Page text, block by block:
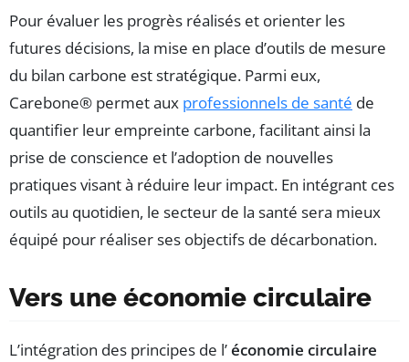
Pour évaluer les progrès réalisés et orienter les
futures décisions, la mise en place d’outils de mesure
du bilan carbone est stratégique. Parmi eux,
Carebone® permet aux professionnels de santé de
quantifier leur empreinte carbone, facilitant ainsi la
prise de conscience et l’adoption de nouvelles
pratiques visant à réduire leur impact. En intégrant ces
outils au quotidien, le secteur de la santé sera mieux
équipé pour réaliser ses objectifs de décarbonation.
Vers une économie circulaire
L’intégration des principes de l’économie circulaire